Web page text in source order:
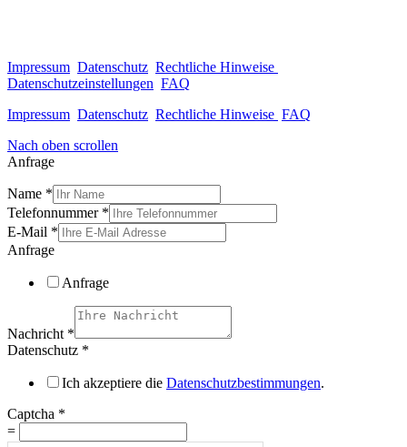
Impressum Datenschutz Rechtliche Hinweise
Datenschutzeinstellungen FAQ
Impressum Datenschutz Rechtliche Hinweise FAQ
Nach oben scrollen
Anfrage
Name *
Telefonnummer *
E-Mail *
Anfrage
Anfrage
Nachricht *
Datenschutz *
Ich akzeptiere die Datenschutzbestimmungen.
Captcha *
=